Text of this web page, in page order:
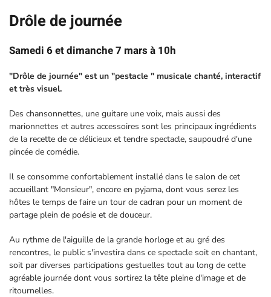
Drôle de journée
Samedi 6 et dimanche 7 mars à 10h
"Drôle de journée" est un "pestacle " musicale chanté, interactif
et très visuel.
Des chansonnettes, une guitare une voix, mais aussi des
marionnettes et autres accessoires sont les principaux ingrédients
de la recette de ce délicieux et tendre spectacle, saupoudré d'une
pincée de comédie.
Il se consomme confortablement installé dans le salon de cet
accueillant "Monsieur", encore en pyjama, dont vous serez les
hôtes le temps de faire un tour de cadran pour un moment de
partage plein de poésie et de douceur.
Au rythme de l'aiguille de la grande horloge et au gré des
rencontres, le public s'investira dans ce spectacle soit en chantant,
soit par diverses participations gestuelles tout au long de cette
agréable journée dont vous sortirez la tête pleine d'image et de
ritournelles.